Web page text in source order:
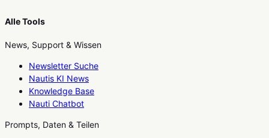
Alle Tools
News, Support & Wissen
Newsletter Suche
Nautis KI News
Knowledge Base
Nauti Chatbot
Prompts, Daten & Teilen